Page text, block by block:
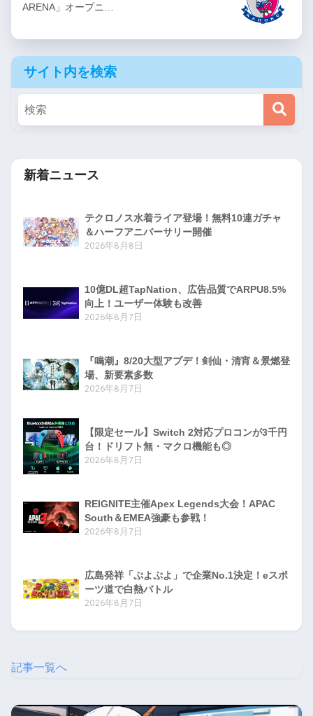
ARENA」オープニ…
サイト内を検索
新着ニュース
テクロノス水着ライア登場！無料10連ガチャ
＆ハーフアニバーサリー開催
2026年8月8日
10億DL超TapNation、広告品質でARPU8.5%
向上！ユーザー体験も改善
2026年8月7日
『鳴潮』8/20大型アプデ！剣仙・清宵＆景燃登
場、新要素多数
2026年8月7日
【限定セール】Switch 2対応プロコンが3千円
台！ドリフト無・マクロ機能も◎
2026年8月7日
REIGNITE主催Apex Legends大会！APAC
South＆EMEA強豪も参戦！
2026年8月7日
広島発祥「ぷよぷよ」で企業No.1決定！eスポ
ーツ道で白熱バトル
2026年8月7日
記事一覧へ